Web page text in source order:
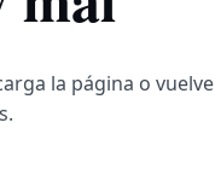
la página o vuelve